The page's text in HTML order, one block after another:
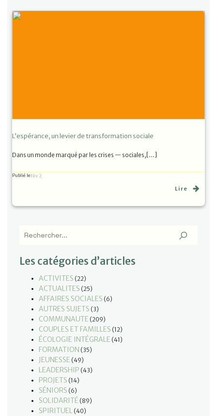
L’espérance, un levier de transformation sociale
Dans un monde marqué par les crises — sociales,[…]
Publié leFév 2
Lire
Les catégories d’articles
ACTIVITES (22)
ACTUALITES (25)
AFFAIRES SOCIALES (6)
AUTRES SUJETS (3)
COMMUNAUTE (209)
COUPLES ET FAMILLES (12)
ÉCOLOGIE INTÉGRALE (41)
FORMATION (35)
JEUNESSE (49)
LEADERSHIP (43)
PROJETS (14)
SÉNIORS (6)
SOLIDARITÉ (89)
SPIRITUEL (40)